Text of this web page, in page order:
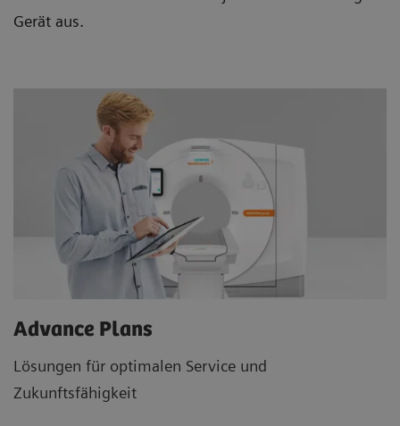
Gerät aus.
Advance Plans
Lösungen für optimalen Service und
Zukunftsfähigkeit